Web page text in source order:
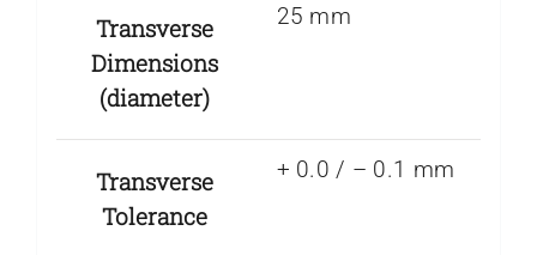
Transverse
Dimensions
(diameter)
25 mm
Transverse
Tolerance
+ 0.0 / – 0.1 mm